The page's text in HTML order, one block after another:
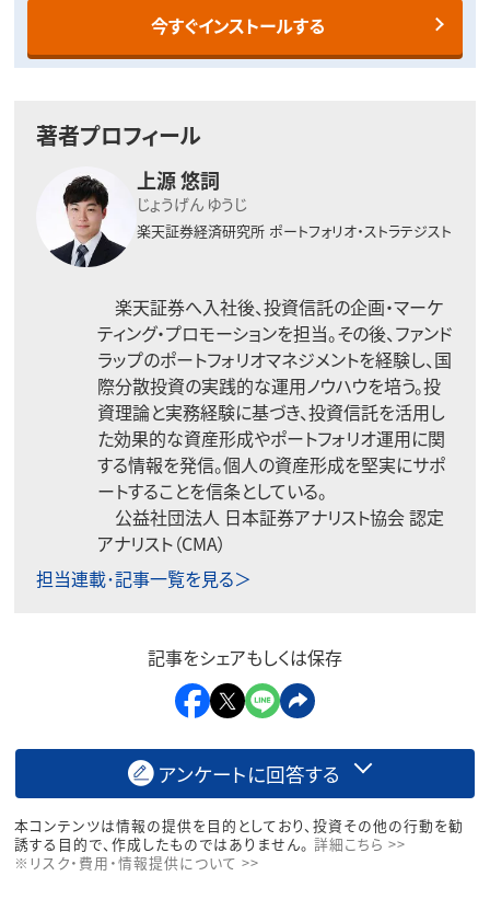
今すぐインストールする
著者プロフィール
上源 悠詞
じょうげん ゆうじ
楽天証券経済研究所 ポートフォリオ・ストラテジスト
楽天証券へ入社後、投資信託の企画・マーケ
ティング・プロモーションを担当。その後、ファンド
ラップのポートフォリオマネジメントを経験し、国
際分散投資の実践的な運用ノウハウを培う。投
資理論と実務経験に基づき、投資信託を活用し
た効果的な資産形成やポートフォリオ運用に関
する情報を発信。個人の資産形成を堅実にサポ
ートすることを信条としている。
公益社団法人 日本証券アナリスト協会 認定
アナリスト（CMA）
担当連載･記事一覧を見る＞
記事をシェアもしくは保存
アンケートに回答する
本コンテンツは情報の提供を目的としており、投資その他の行動を勧
誘する目的で、作成したものではありません。 詳細こちら >>
※リスク・費用・情報提供について >>